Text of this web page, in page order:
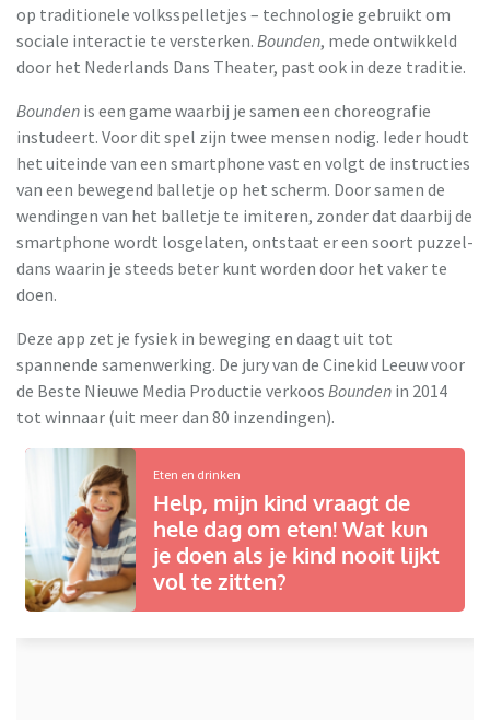
op traditionele volksspelletjes – technologie gebruikt om
sociale interactie te versterken. Bounden, mede ontwikkeld
door het Nederlands Dans Theater, past ook in deze traditie.
Bounden is een game waarbij je samen een choreografie
instudeert. Voor dit spel zijn twee mensen nodig. Ieder houdt
het uiteinde van een smartphone vast en volgt de instructies
van een bewegend balletje op het scherm. Door samen de
wendingen van het balletje te imiteren, zonder dat daarbij de
smartphone wordt losgelaten, ontstaat er een soort puzzel-
dans waarin je steeds beter kunt worden door het vaker te
doen.
Deze app zet je fysiek in beweging en daagt uit tot
spannende samenwerking. De jury van de Cinekid Leeuw voor
de Beste Nieuwe Media Productie verkoos Bounden in 2014
tot winnaar (uit meer dan 80 inzendingen).
Eten en drinken
Help, mijn kind vraagt de
hele dag om eten! Wat kun
je doen als je kind nooit lijkt
vol te zitten?